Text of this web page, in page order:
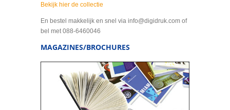
Bekijk hier de collectie
En bestel makkelijk en snel via info@digidruk.com of
bel met 088-6460046
MAGAZINES/BROCHURES